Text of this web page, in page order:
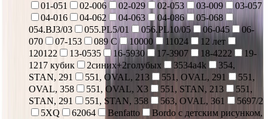
01-051
02-006 02-029 02-053 03-009
03-057
04-016
04-062 04-063 04-086
05-068
054.BJ3/03
055.PL5/01 056.PL10/05 06-045
06-
070
07-153 089 С 10000 11024
12 лет
120122
13-0535 16-5930 17-3907 18-4222
19-
1217 кубик
2синих+2голубых 3534a4k
354,
STAN, 291
551, OVAL, 213 551, OVAL, 291
551,
OVAL, 358
551, OVAL, X3 551, STAN, 213
551,
STAN, 291
551, STAN, 358 563, OVAL, 361
5697/2
5XQ
62064 Benfatto
Bordo с детским рисунком,